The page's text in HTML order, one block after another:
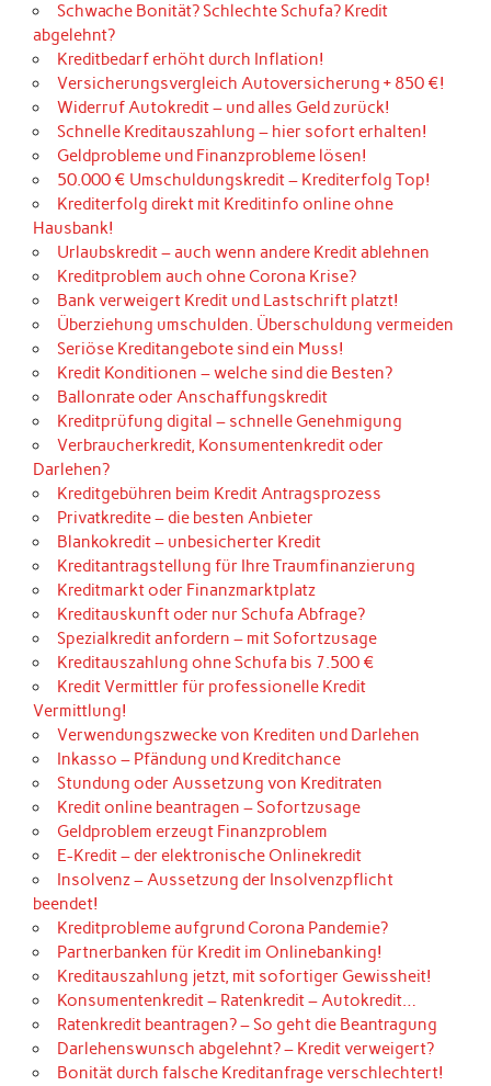
Schwache Bonität? Schlechte Schufa? Kredit
abgelehnt?
Kreditbedarf erhöht durch Inflation!
Versicherungsvergleich Autoversicherung + 850 €!
Widerruf Autokredit – und alles Geld zurück!
Schnelle Kreditauszahlung – hier sofort erhalten!
Geldprobleme und Finanzprobleme lösen!
50.000 € Umschuldungskredit – Krediterfolg Top!
Krediterfolg direkt mit Kreditinfo online ohne
Hausbank!
Urlaubskredit – auch wenn andere Kredit ablehnen
Kreditproblem auch ohne Corona Krise?
Bank verweigert Kredit und Lastschrift platzt!
Überziehung umschulden. Überschuldung vermeiden
Seriöse Kreditangebote sind ein Muss!
Kredit Konditionen – welche sind die Besten?
Ballonrate oder Anschaffungskredit
Kreditprüfung digital – schnelle Genehmigung
Verbraucherkredit, Konsumentenkredit oder
Darlehen?
Kreditgebühren beim Kredit Antragsprozess
Privatkredite – die besten Anbieter
Blankokredit – unbesicherter Kredit
Kreditantragstellung für Ihre Traumfinanzierung
Kreditmarkt oder Finanzmarktplatz
Kreditauskunft oder nur Schufa Abfrage?
Spezialkredit anfordern – mit Sofortzusage
Kreditauszahlung ohne Schufa bis 7.500 €
Kredit Vermittler für professionelle Kredit
Vermittlung!
Verwendungszwecke von Krediten und Darlehen
Inkasso – Pfändung und Kreditchance
Stundung oder Aussetzung von Kreditraten
Kredit online beantragen – Sofortzusage
Geldproblem erzeugt Finanzproblem
E-Kredit – der elektronische Onlinekredit
Insolvenz – Aussetzung der Insolvenzpflicht
beendet!
Kreditprobleme aufgrund Corona Pandemie?
Partnerbanken für Kredit im Onlinebanking!
Kreditauszahlung jetzt, mit sofortiger Gewissheit!
Konsumentenkredit – Ratenkredit – Autokredit…
Ratenkredit beantragen? – So geht die Beantragung
Darlehenswunsch abgelehnt? – Kredit verweigert?
Bonität durch falsche Kreditanfrage verschlechtert!